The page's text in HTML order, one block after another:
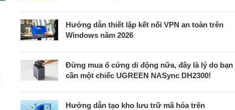
Hướng dẫn thiết lập kết nối VPN an toàn trên
Windows năm 2026
Đừng mua ổ cứng di động nữa, đây là lý do bạn
cần một chiếc UGREEN NASync DH2300!
Hướng dẫn tạo kho lưu trữ mã hóa trên